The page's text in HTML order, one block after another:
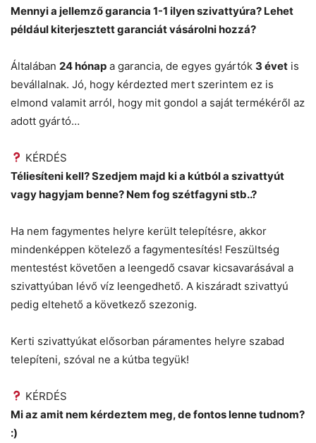
Mennyi a jellemző garancia 1-1 ilyen szivattyúra? Lehet
például kiterjesztett garanciát vásárolni hozzá?
Általában 24 hónap a garancia, de egyes gyártók 3 évet is
bevállalnak. Jó, hogy kérdezted mert szerintem ez is
elmond valamit arról, hogy mit gondol a saját termékéről az
adott gyártó…
KÉRDÉS
Téliesíteni kell? Szedjem majd ki a kútból a szivattyút
vagy hagyjam benne? Nem fog szétfagyni stb..?
Ha nem fagymentes helyre került telepítésre, akkor
mindenképpen kötelező a fagymentesítés! Feszültség
mentestést követően a leengedő csavar kicsavarásával a
szivattyúban lévő víz leengedhető. A kiszáradt szivattyú
pedig eltehető a következő szezonig.
Kerti szivattyúkat elősorban páramentes helyre szabad
telepíteni, szóval ne a kútba tegyük!
KÉRDÉS
Mi az amit nem kérdeztem meg, de fontos lenne tudnom?
:)